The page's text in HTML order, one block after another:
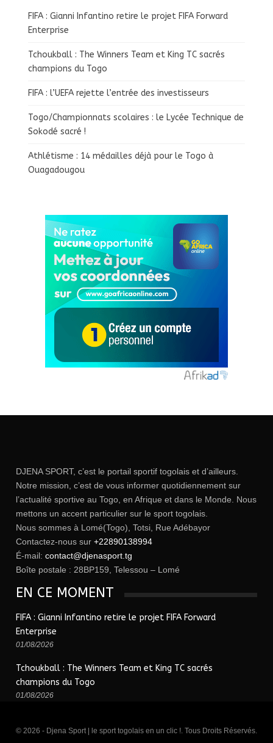
FIFA : Gianni Infantino retire le projet FIFA Forward
Enterprise
Tchoukball : The Winners Team et King TC sacrés
champions du Togo
FIFA : l’UEFA rejette l’entrée des investisseurs
Togo/Championnats scolaires : le Lycée Technique de
Sokodé sacré !
Athlétisme : 14 médailles déjà pour le Togo à
Ouagadougou
DJENA SPORT, c’est le portail sportif togolais et d’ailleurs.
Notre mission, c’est de vous informer quotidiennement sur
l’actualité sportive au Togo, en Afrique et dans le Monde. Nous
mettons un accent particulier sur le sport togolais.
Nous sommes à Lomé(Togo), Totsi, Rue Adébayor
Contactez-nous sur +22890138994
É-mail: contact@djenasport.tg
Boîte postale : 28BP159, Telessou – Lomé
EN CE MOMENT
FIFA : Gianni Infantino retire le projet FIFA Forward
Enterprise
01/08/2026
Tchoukball : The Winners Team et King TC sacrés
champions du Togo
01/08/2026
© 2026 - Djena Sport | le sport togolais en un clic !. Tous Droits Réservés.